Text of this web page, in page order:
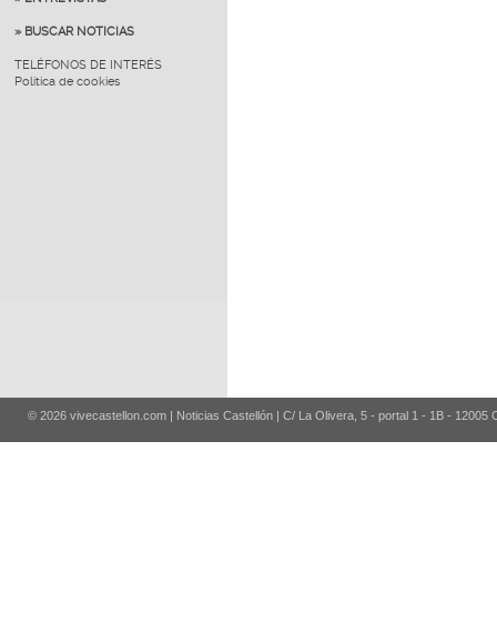
» BUSCAR NOTICIAS
TELÉFONOS DE INTERÉS
Política de cookies
© 2026 vivecastellon.com | Noticias Castellón | C/ La Olivera, 5 - portal 1 - 1B - 12005